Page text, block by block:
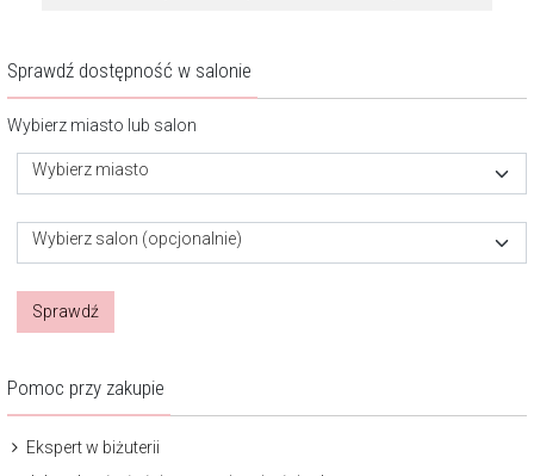
Sprawdź dostępność w salonie
Wybierz miasto lub salon
Wybierz miasto
Wybierz salon (opcjonalnie)
Sprawdź
Pomoc przy zakupie
Ekspert w biżuterii